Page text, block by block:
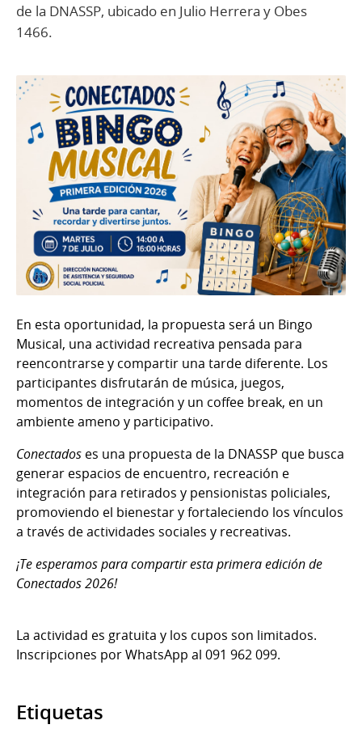
de la DNASSP, ubicado en Julio Herrera y Obes
1466.
En esta oportunidad, la propuesta será un Bingo
Musical, una actividad recreativa pensada para
reencontrarse y compartir una tarde diferente. Los
participantes disfrutarán de música, juegos,
momentos de integración y un coffee break, en un
ambiente ameno y participativo.
Conectados es una propuesta de la DNASSP que busca
generar espacios de encuentro, recreación e
integración para retirados y pensionistas policiales,
promoviendo el bienestar y fortaleciendo los vínculos
a través de actividades sociales y recreativas.
¡Te esperamos para compartir esta primera edición de
Conectados 2026!
La actividad es gratuita y los cupos son limitados.
Inscripciones por WhatsApp al 091 962 099.
Etiquetas